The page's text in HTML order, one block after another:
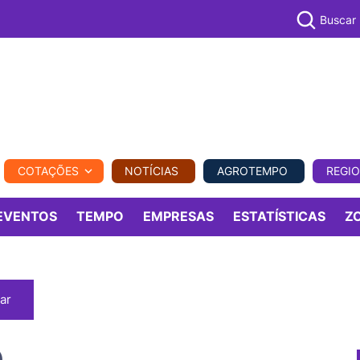
REGIONAL COMERCIAL AGROVIAGENS
Buscar
COTAÇÕES NOTÍCIAS AGROTEMPO
TEMPO EMPRESAS ESTATÍSTICAS